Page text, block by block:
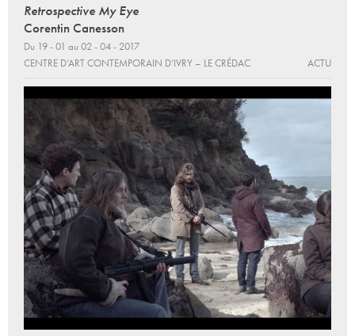
Retrospective My Eye
Corentin Canesson
Du 19 - 01 au 02 - 04 - 2017
CENTRE D’ART CONTEMPORAIN D’IVRY – LE CRÉDAC
ACTU